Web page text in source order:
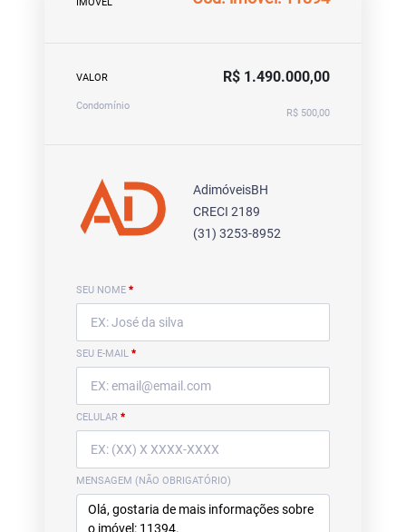
VALOR R$ 1.490.000,00
Condomínio
R$ 500,00
AdimóveisBH
CRECI 2189
(31) 3253-8952
SEU NOME *
SEU E-MAIL *
CELULAR *
MENSAGEM (NÃO OBRIGATÓRIO)